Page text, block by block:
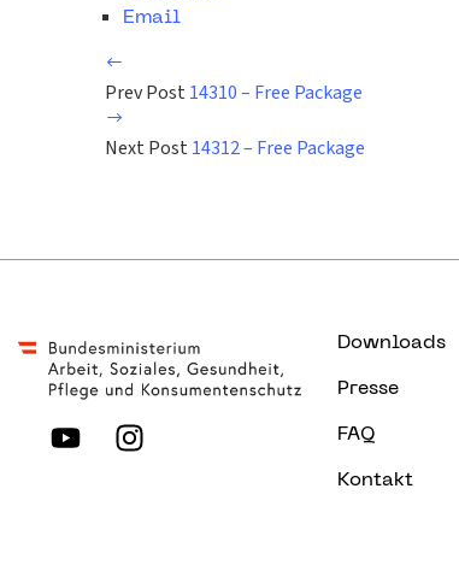
Email
Prev Post 14310 – Free Package
Next Post 14312 – Free Package
Downloads
Presse
FAQ
Kontakt